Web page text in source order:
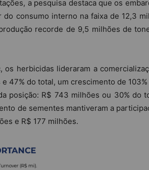
a pesquisa destaca que os
do consumo interno na faixa de 12,3
recorde de 9,5 milhões de
os herbicidas lideraram a
e 47% do total, um crescimento de
posição: R$ 743 milhões ou 30% do
de sementes mantiveram a
e R$ 177 milhões.